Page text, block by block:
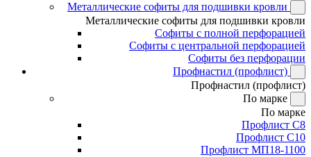
Металлические софиты для подшивки кровли
Металлические софиты для подшивки кровли
Софиты с полной перфорацией
Софиты с центральной перфорацией
Софиты без перфорации
Профнастил (профлист)
Профнастил (профлист)
По марке
По марке
Профлист С8
Профлист С10
Профлист МП18-1100